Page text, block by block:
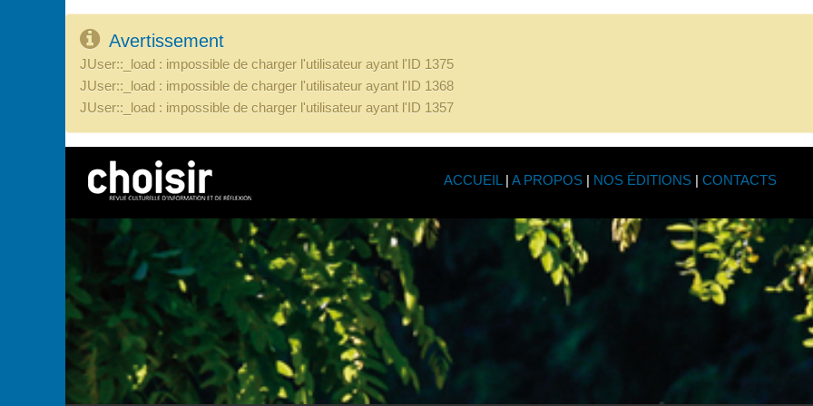
Avertissement
JUser::_load : impossible de charger l'utilisateur ayant l'ID 1375
JUser::_load : impossible de charger l'utilisateur ayant l'ID 1368
JUser::_load : impossible de charger l'utilisateur ayant l'ID 1357
ACCUEIL | A PROPOS| NOS ÉDITIONS| CONTACTS